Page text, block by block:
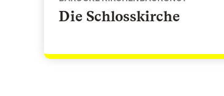
Die Schlosskirche